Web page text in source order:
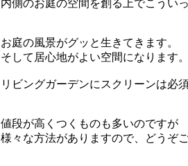
内側のお庭の空間を創る上でこうい
お庭の風景がグッと生きてきます。
そして居心地がよい空間になります。
リビングガーデンにスクリーンは必須
値段が高くつくものも多いのですが
様々な方法がありますので、どうぞ